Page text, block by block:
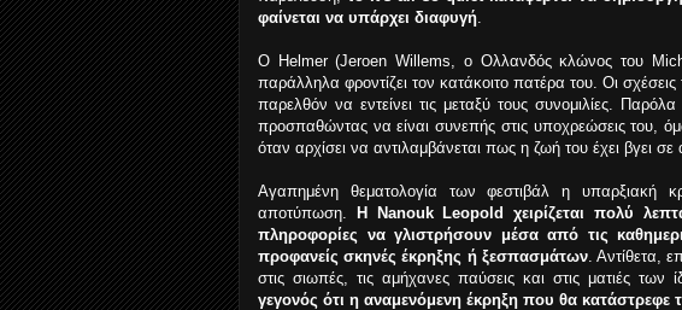
φαίνεται να υπάρχει διαφυγή.
Ο Helmer (Jeroen Willems, ο Ολλανδός κλώνος του
παράλληλα φροντίζει τον κατάκοιτο πατέρα του. Οι σχέσεις
παρελθόν να εντείνει τις μεταξύ τους συνομιλίες.
προσπαθώντας να είναι συνεπής στις υποχρεώσεις του,
όταν αρχίσει να αντιλαμβάνεται πως η ζωή του έχει βγει σε
Αγαπημένη θεματολογία των φεστιβάλ η υπαρξιακή
αποτύπωση.
Η Nanouk Leopold χειρίζεται πολύ
πληροφορίες να γλιστρήσουν μέσα από τις
προφανείς σκηνές έκρηξης ή ξεσπασμάτων. Αντίθετα,
στις σιωπές, τις αμήχανες παύσεις και στις ματιές
γεγονός ότι η αναμενόμενη έκρηξη που θα κατάστρεφε